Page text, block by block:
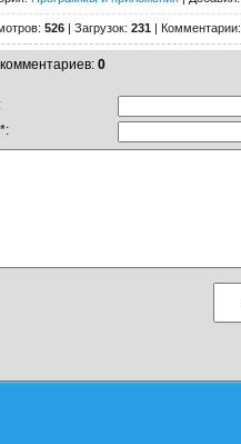
: 526 | Загрузок: 231 | Комментарии:
комментариев: 0